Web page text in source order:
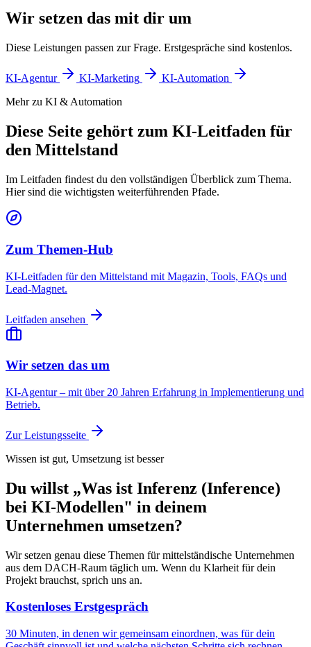
Wir setzen das mit dir um
Diese Leistungen passen zur Frage. Erstgespräche sind kostenlos.
KI-Agentur KI-Marketing
KI-Automation
Mehr zu KI & Automation
Diese Seite gehört zum KI-Leitfaden für
den Mittelstand
Im Leitfaden findest du den vollständigen Überblick zum Thema.
Hier sind die wichtigsten weiterführenden Pfade.
Zum Themen-Hub
KI-Leitfaden für den Mittelstand mit Magazin, Tools, FAQs und
Lead-Magnet.
Leitfaden ansehen
Wir setzen das um
KI-Agentur – mit über 20 Jahren Erfahrung in Implementierung und
Betrieb.
Zur Leistungsseite
Wissen ist gut, Umsetzung ist besser
Du willst „Was ist Inferenz (Inference)
bei KI-Modellen" in deinem
Unternehmen umsetzen?
Wir setzen genau diese Themen für mittelständische Unternehmen
aus dem DACH-Raum täglich um. Wenn du Klarheit für dein
Projekt brauchst, sprich uns an.
Kostenloses Erstgespräch
30 Minuten, in denen wir gemeinsam einordnen, was für dein